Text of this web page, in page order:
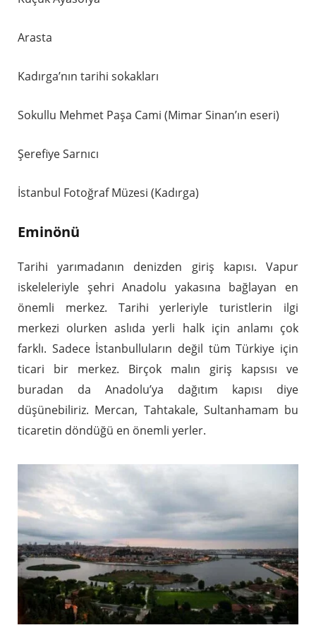
Arasta
Kadırga’nın tarihi sokakları
Sokullu Mehmet Paşa Cami (Mimar Sinan’ın eseri)
Şerefiye Sarnıcı
İstanbul Fotoğraf Müzesi (Kadırga)
Eminönü
Tarihi yarımadanın denizden giriş kapısı. Vapur
iskeleleriyle şehri Anadolu yakasına bağlayan en
önemli merkez. Tarihi yerleriyle turistlerin ilgi
merkezi olurken aslıda yerli halk için anlamı çok
farklı. Sadece İstanbulluların değil tüm Türkiye için
ticari bir merkez. Birçok malın giriş kapsısı ve
buradan da Anadolu’ya dağıtım kapısı diye
düşünebiliriz. Mercan, Tahtakale, Sultanhamam bu
ticaretin döndüğü en önemli yerler.